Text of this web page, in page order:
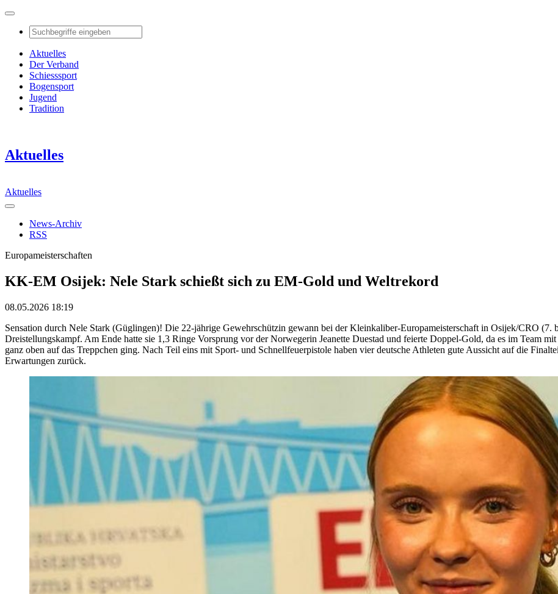
Aktuelles
Der Verband
Schiesssport
Bogensport
Jugend
Tradition
Aktuelles
Aktuelles
News-Archiv
RSS
Europameisterschaften
KK-EM Osijek: Nele Stark schießt sich zu EM-Gold und Weltrekord
08.05.2026 18:19
Sensation durch Nele Stark (Güglingen)! Die 22-jährige Gewehrschützin gewann bei der Kleinkaliber-Europameisterschaft in Osijek/CRO
Dreistellungskampf. Am Ende hatte sie 1,3 Ringe Vorsprung vor der Norwegerin Jeanette Duestad und feierte Doppel-Gold, da es im Team
ganz oben auf das Treppchen ging. Nach Teil eins mit Sport- und Schnellfeuerpistole haben vier deutsche Athleten gute Aussicht auf die
Erwartungen zurück.